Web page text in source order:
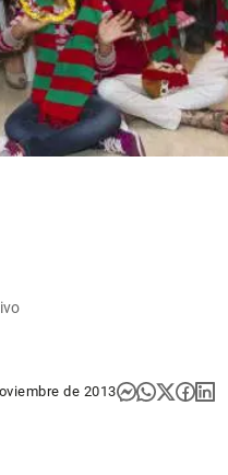
de 2013